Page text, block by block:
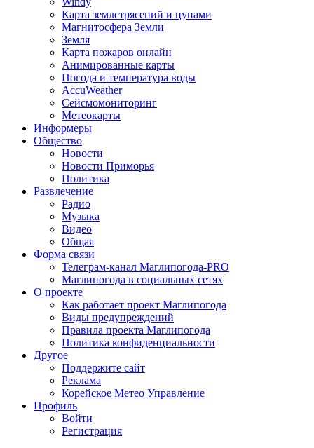
Карта землетрясений и цунами
Магнитосфера Земли
Земля
Карта пожаров онлайн
Анимированные карты
Погода и температура воды
AccuWeather
Сейсмомониторинг
Метеокарты
Информеры
Общество
Новости
Новости Приморья
Политика
Развлечение
Радио
Музыка
Видео
Общая
Форма связи
Телеграм-канал Маглипогода-PRO
Маглипогода в социальных сетях
О проекте
Как работает проект Маглипогода
Виды предупреждений
Правила проекта Маглипогода
Политика конфиденциальности
Другое
Поддержите сайт
Реклама
Корейское Метео Управление
Профиль
Войти
Регистрация